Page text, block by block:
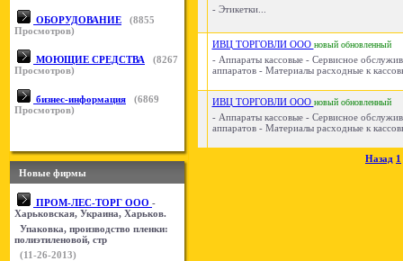
ОБОРУДОВАНИЕ (8855
Просмотров)
МОЮЩИЕ СРЕДСТВА (8267
Просмотров)
бизнес-информация (6869
Просмотров)
Новые фирмы
ПРОМ-ЛЕС-ТОРГ ООО -
Харьковская, Украина, Харьков.
Упаковка, производство пленки:
полиэтиленовой, стр
(11-26-2013)
- Этикетки...
ИВЦ ТОРГОВЛИ ООО новый обновленный
- Аппараты кассовые - Сервисное
аппаратов - Материалы расходные к
ИВЦ ТОРГОВЛИ ООО новый обновленный
- Аппараты кассовые - Сервисное
аппаратов - Материалы расходные к
Назад 1